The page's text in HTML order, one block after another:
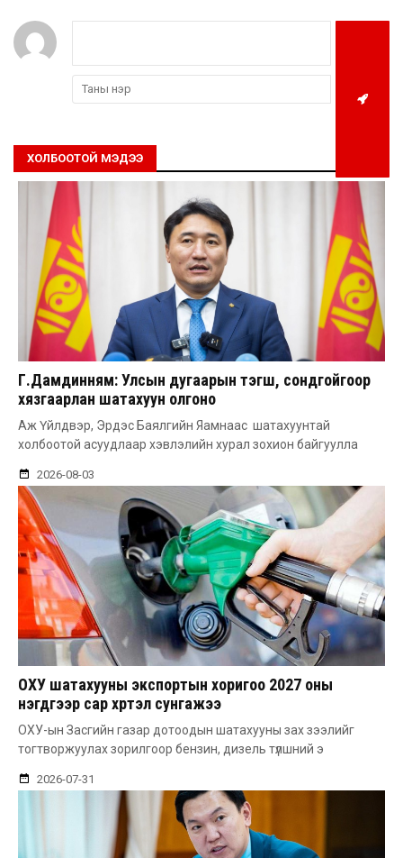
ХОЛБООТОЙ МЭДЭЭ
Г.Дамдинням: Улсын дугаарын тэгш, сондгойгоор
хязгаарлан шатахуун олгоно
Аж Үйлдвэр, Эрдэс Баялгийн Яамнаас шатахуунтай
холбоотой асуудлаар хэвлэлийн хурал зохион байгуулла
2026-08-03
ОХУ шатахууны экспортын хоригоо 2027 оны
нэгдүгээр сар хүртэл сунгажээ
ОХУ-ын Засгийн газар дотоодын шатахууны зах зээлийг
тогтворжуулах зорилгоор бензин, дизель түлшний э
2026-07-31